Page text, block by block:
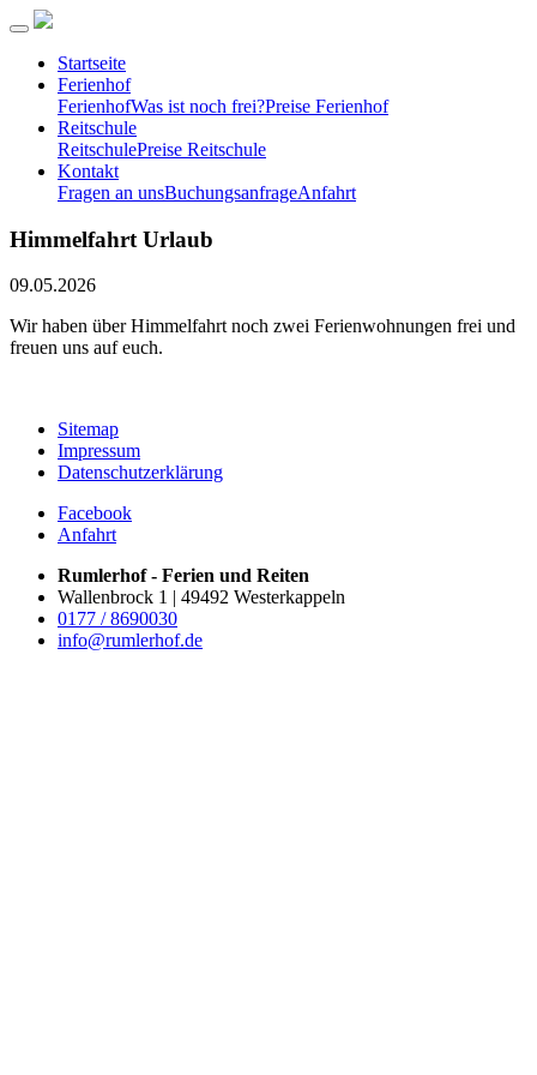
Startseite
Ferienhof
FerienhofWas ist noch frei?Preise Ferienhof
Reitschule
ReitschulePreise Reitschule
Kontakt
Fragen an unsBuchungsanfrageAnfahrt
Himmelfahrt Urlaub
09.05.2026
Wir haben über Himmelfahrt noch zwei Ferienwohnungen frei und
freuen uns auf euch.
Sitemap
Impressum
Datenschutzerklärung
Facebook
Anfahrt
Rumlerhof - Ferien und Reiten
Wallenbrock 1 | 49492 Westerkappeln
0177 / 8690030
info@rumlerhof.de